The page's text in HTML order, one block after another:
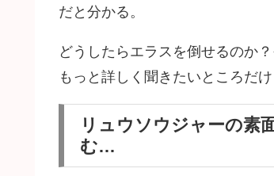
だと分かる。
どうしたらエラスを倒せるのか
もっと詳しく聞きたいところだ
リュウソウジャーの素
む…